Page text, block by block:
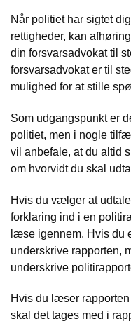
Når politiet har sigtet
rettigheder, kan
din forsvarsadvokat til
forsvarsadvokat er til
mulighed for at stille
Som udgangspunkt er
politiet, men i nogle
vil anbefale, at du altid
om hvorvidt du skal
Hvis du vælger at
forklaring ind i en
læse igennem. Hvis du
underskrive rapporten,
underskrive
Hvis du læser
skal det tages med i